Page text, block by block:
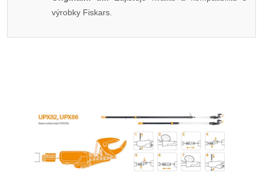
výrobky Fiskars.